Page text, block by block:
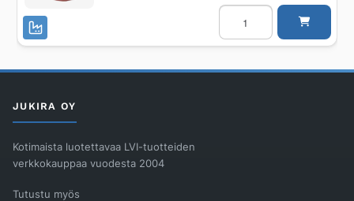
Sadevesikaivo
UPONOR
560/150
määrä
JUKIRA OY
Kotimaista luotettavaa LVI-tuotteiden
verkkokauppaa vuodesta 2004
Tutustu myös